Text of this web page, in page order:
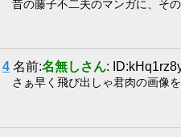
昔の藤子不二夫のマンガに、そ
4 名前:名無しさん:
さぁ早く飛び出しゃ君肉の画像